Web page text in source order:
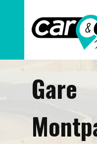
La société
Nos Cars
Nos Cars de Tourisme
Nos petites capacités
Nos services
Gare